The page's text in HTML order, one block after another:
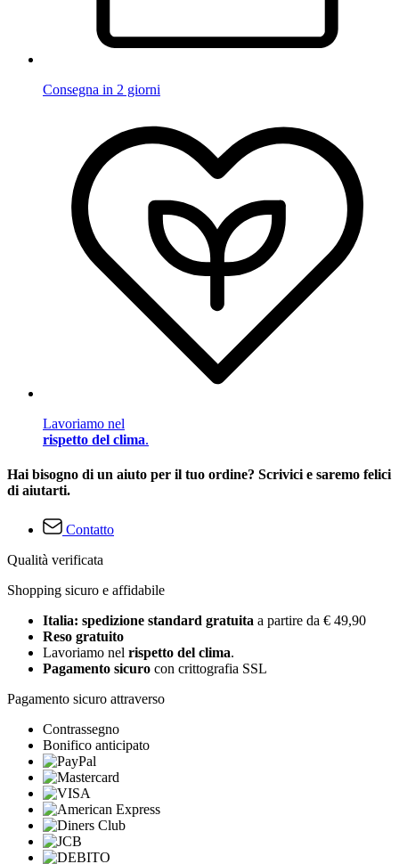
Consegna in 2 giorni
Lavoriamo nel
rispetto del clima.
Hai bisogno di un aiuto per il tuo ordine? Scrivici e saremo felici
di aiutarti.
Contatto
Qualità verificata
Shopping sicuro e affidabile
Italia: spedizione standard gratuita a partire da € 49,90
Reso gratuito
Lavoriamo nel rispetto del clima.
Pagamento sicuro con crittografia SSL
Pagamento sicuro attraverso
Contrassegno
Bonifico anticipato